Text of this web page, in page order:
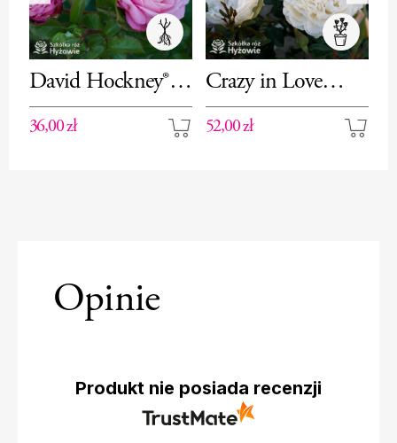
David Hockney®–
róża pnąca
36,00 zł
Crazy in Love
Pure™– róża pnąca
52,00 zł
Opinie
Produkt nie posiada recenzji